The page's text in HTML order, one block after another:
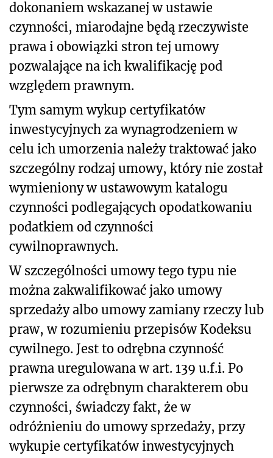
dokonaniem wskazanej w ustawie
czynności, miarodajne będą rzeczywiste
prawa i obowiązki stron tej umowy
pozwalające na ich kwalifikację pod
względem prawnym.
Tym samym wykup certyfikatów
inwestycyjnych za wynagrodzeniem w
celu ich umorzenia należy traktować jako
szczególny rodzaj umowy, który nie został
wymieniony w ustawowym katalogu
czynności podlegających opodatkowaniu
podatkiem od czynności
cywilnoprawnych.
W szczególności umowy tego typu nie
można zakwalifikować jako umowy
sprzedaży albo umowy zamiany rzeczy lub
praw, w rozumieniu przepisów Kodeksu
cywilnego. Jest to odrębna czynność
prawna uregulowana w art. 139 u.f.i. Po
pierwsze za odrębnym charakterem obu
czynności, świadczy fakt, że w
odróżnieniu do umowy sprzedaży, przy
wykupie certyfikatów inwestycyjnych